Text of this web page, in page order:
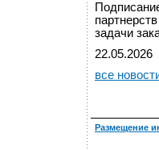
задачи
22.05.2026
все
Размещение